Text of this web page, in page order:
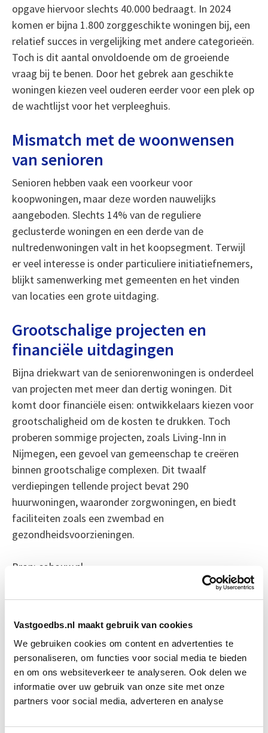
Vastgoedbs.nl maakt gebruik van cookies
We gebruiken cookies om content en advertenties te
personaliseren, om functies voor social media te bieden
en om ons websiteverkeer te analyseren. Ook delen we
informatie over uw gebruik van onze site met onze
partners voor social media, adverteren en analyse
opgave hiervoor slechts 40.000 bedraagt. In 2024
komen er bijna 1.800 zorggeschikte woningen bij, een
relatief succes in vergelijking met andere categorieën.
Toch is dit aantal onvoldoende om de groeiende
vraag bij te benen. Door het gebrek aan geschikte
woningen kiezen veel ouderen eerder voor een plek op
de wachtlijst voor het verpleeghuis.
Mismatch met de woonwensen
van senioren
Senioren hebben vaak een voorkeur voor
koopwoningen, maar deze worden nauwelijks
aangeboden. Slechts 14% van de reguliere
geclusterde woningen en een derde van de
nultredenwoningen valt in het koopsegment. Terwijl
er veel interesse is onder particuliere initiatiefnemers,
blijkt samenwerking met gemeenten en het vinden
van locaties een grote uitdaging.
Grootschalige projecten en
financiële uitdagingen
Bijna driekwart van de seniorenwoningen is onderdeel
van projecten met meer dan dertig woningen. Dit
komt door financiële eisen: ontwikkelaars kiezen voor
grootschaligheid om de kosten te drukken. Toch
proberen sommige projecten, zoals Living-Inn in
Nijmegen, een gevoel van gemeenschap te creëren
binnen grootschalige complexen. Dit twaalf
verdiepingen tellende project bevat 290
huurwoningen, waaronder zorgwoningen, en biedt
faciliteiten zoals een zwembad en
gezondheidsvoorzieningen.
Bron: cobouw.nl
Boeiend verhaal? Duik dan eens
in deze opleidingen:
Business Case voor Vastgoed- &
Projectontwikkeling
Start do
10 sep
Vastgoedmanagement: Markt,
Start wo